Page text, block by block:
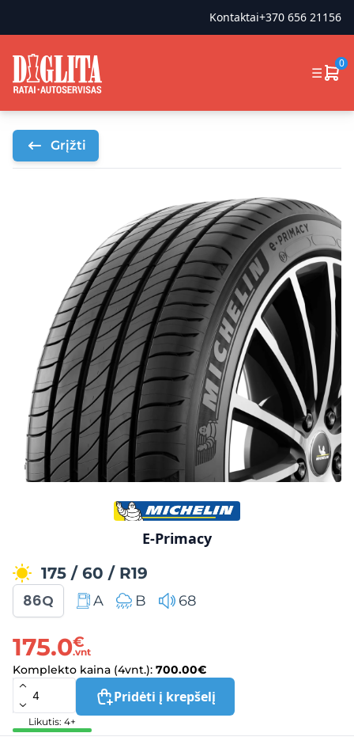
Kontaktai+370 656 21156
☰
0
Grįžti
E-Primacy
175 / 60 / R19
86Q A B 68
175.0€
.vnt
Komplekto kaina (4vnt.): 700.00€
Pridėti į krepšelį
Likutis: 4+